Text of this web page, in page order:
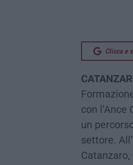
Clicca e
con
un
settore.